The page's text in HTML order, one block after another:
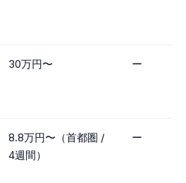
30万円〜 ー
8.8万円〜（首都圏 /
4週間）
ー